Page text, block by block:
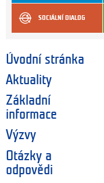
SOCIÁLNÍ DIALOG
Úvodní stránka
Aktuality
Základní
informace
Výzvy
Otázky a
odpovědi